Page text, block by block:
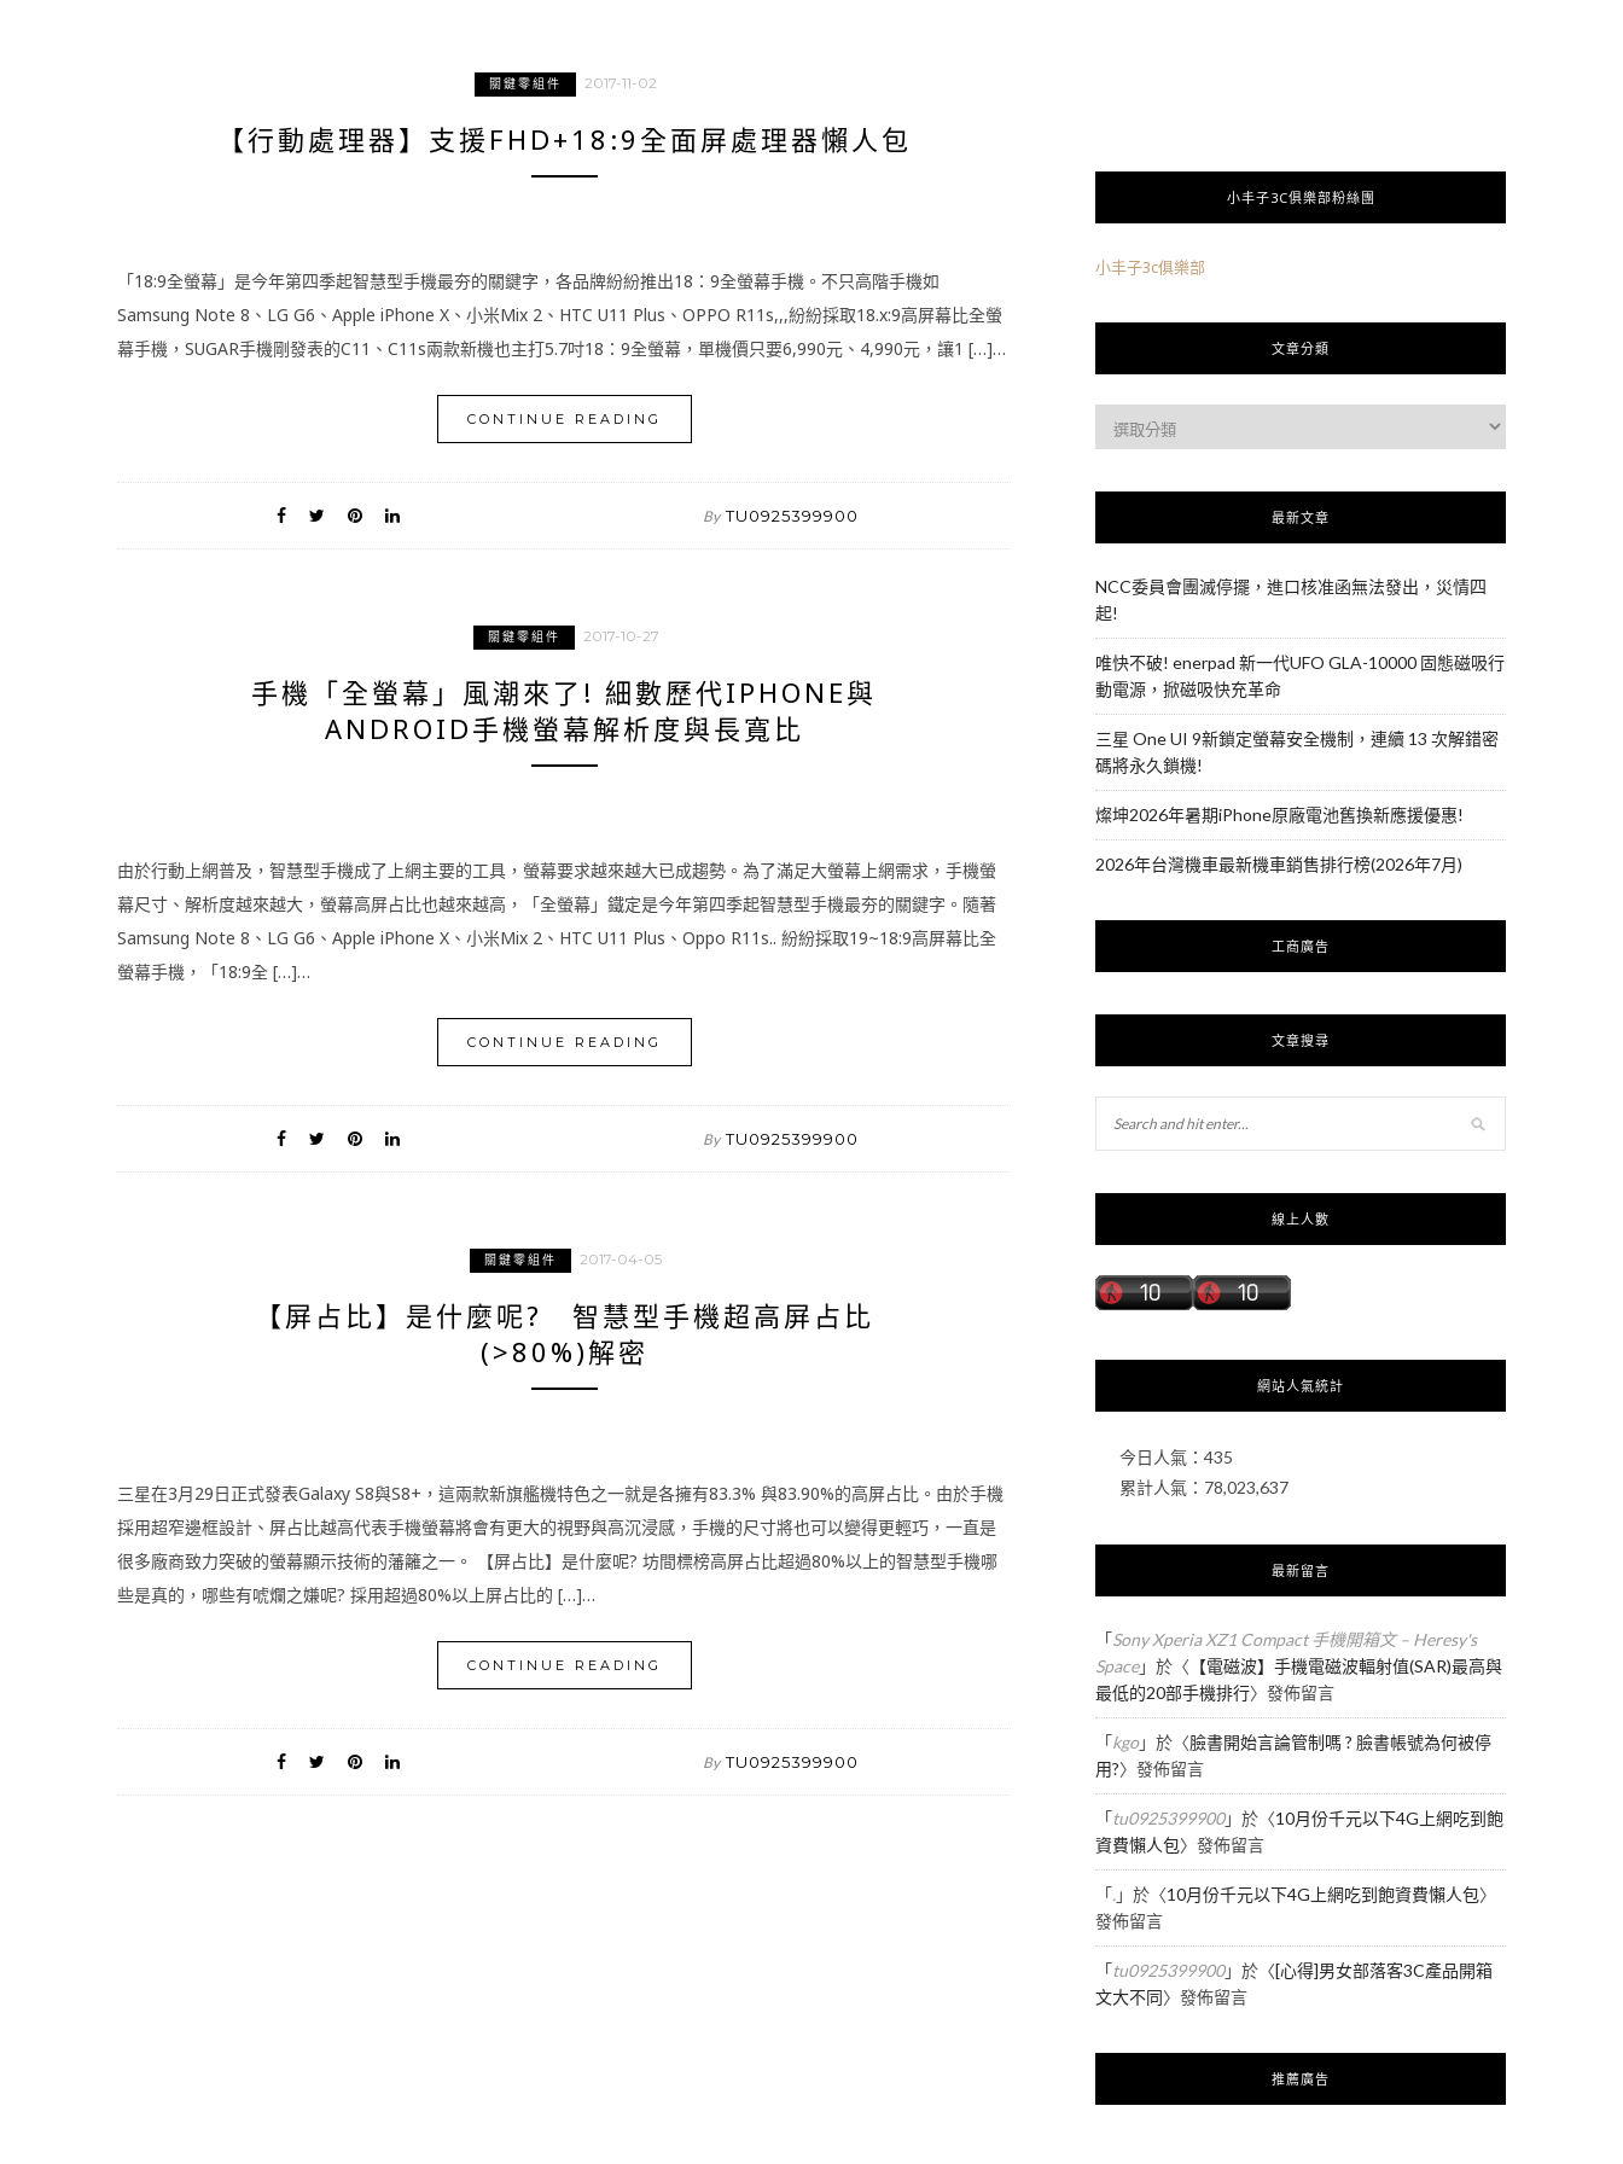
關鍵零組件 2017-11-02
【行動處理器】支援FHD+18:9全面屏處理器懶人包
「18:9全螢幕」是今年第四季起智慧型手機最夯的關鍵字，各品牌紛紛推出18：9全螢幕手機。不只高階手機如
Samsung Note 8、LG G6、Apple iPhone X、小米Mix 2、HTC U11 Plus、OPPO R11s,,,紛紛採取18.x:9高屏幕比全螢
幕手機，SUGAR手機剛發表的C11、C11s兩款新機也主打5.7吋18：9全螢幕，單機價只要6,990元、4,990元，讓1 […]…
CONTINUE READING
By TU0925399900
關鍵零組件 2017-10-27
手機「全螢幕」風潮來了! 細數歷代IPHONE與
ANDROID手機螢幕解析度與長寬比
由於行動上網普及，智慧型手機成了上網主要的工具，螢幕要求越來越大已成趨勢。為了滿足大螢幕上網需求，手機螢
幕尺寸、解析度越來越大，螢幕高屏占比也越來越高，「全螢幕」鐵定是今年第四季起智慧型手機最夯的關鍵字。隨著
Samsung Note 8、LG G6、Apple iPhone X、小米Mix 2、HTC U11 Plus、Oppo R11s.. 紛紛採取19~18:9高屏幕比全
螢幕手機，「18:9全 […]…
CONTINUE READING
By TU0925399900
關鍵零組件 2017-04-05
【屏占比】是什麼呢? 智慧型手機超高屏占比
(>80%)解密
三星在3月29日正式發表Galaxy S8與S8+，這兩款新旗艦機特色之一就是各擁有83.3% 與83.90%的高屏占比。由於手機
採用超窄邊框設計、屏占比越高代表手機螢幕將會有更大的視野與高沉浸感，手機的尺寸將也可以變得更輕巧，一直是
很多廠商致力突破的螢幕顯示技術的藩籬之一。 【屏占比】是什麼呢? 坊間標榜高屏占比超過80%以上的智慧型手機哪
些是真的，哪些有唬爛之嫌呢? 採用超過80%以上屏占比的 […]…
CONTINUE READING
By TU0925399900
小丰子3C俱樂部粉絲團
小丰子3c俱樂部
文章分類
最新文章
NCC委員會團滅停擺，進口核准函無法發出，災情四
起!
唯快不破! enerpad 新一代UFO GLA-10000 固態磁吸行
動電源，掀磁吸快充革命
三星 One UI 9新鎖定螢幕安全機制，連續 13 次解錯密
碼將永久鎖機!
燦坤2026年暑期iPhone原廠電池舊換新應援優惠!
2026年台灣機車最新機車銷售排行榜(2026年7月)
工商廣告
文章搜尋
線上人數
網站人氣統計
今日人氣： 435
累計人氣： 78,023,637
最新留言
「Sony Xperia XZ1 Compact 手機開箱文 – Heresy's
Space」於〈 【電磁波】手機電磁波輻射值(SAR)最高與
最低的20部手機排行〉發佈留言
「kgo」於〈臉書開始言論管制嗎 ? 臉書帳號為何被停
用?〉發佈留言
「tu0925399900」於〈10月份千元以下4G上網吃到飽
資費懶人包〉發佈留言
「.」於〈10月份千元以下4G上網吃到飽資費懶人包〉
發佈留言
「tu0925399900」於〈[心得]男女部落客3C產品開箱
文大不同〉發佈留言
推薦廣告